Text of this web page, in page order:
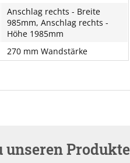
Anschlag rechts - Breite
985mm, Anschlag rechts -
Höhe 1985mm
270 mm Wandstärke
unseren